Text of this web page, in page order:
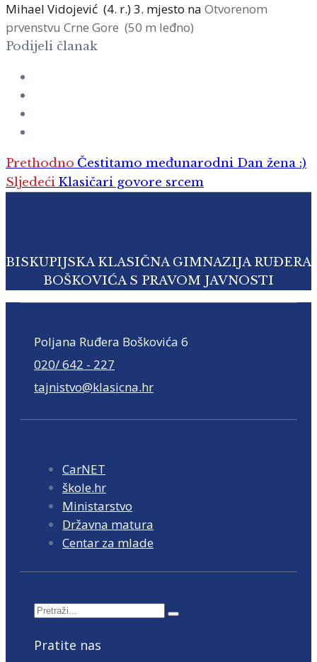
Mihael Vidojević (4. r.) 3. mjesto na Otvorenom
prvenstvu Crne Gore (50 m leđno)
Podijeli članak
Prethodno Čestitamo međunarodni Dan žena :)
Sljedeći Klasičari govore srcem
BISKUPIJSKA KLASIČNA GIMNAZIJA RUĐERA
BOŠKOVIĆA S PRAVOM JAVNOSTI
Poljana Ruđera Boškovića 6
020/ 642 - 227
tajnistvo@klasicna.hr
CarNET
škole.hr
Ministarstvo
Državna matura
Centar za mlade
Pratite nas